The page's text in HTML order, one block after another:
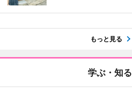
もっと見る
学ぶ・知る